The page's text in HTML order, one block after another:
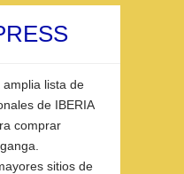
lista de
de IBERIA
comprar
sitios de